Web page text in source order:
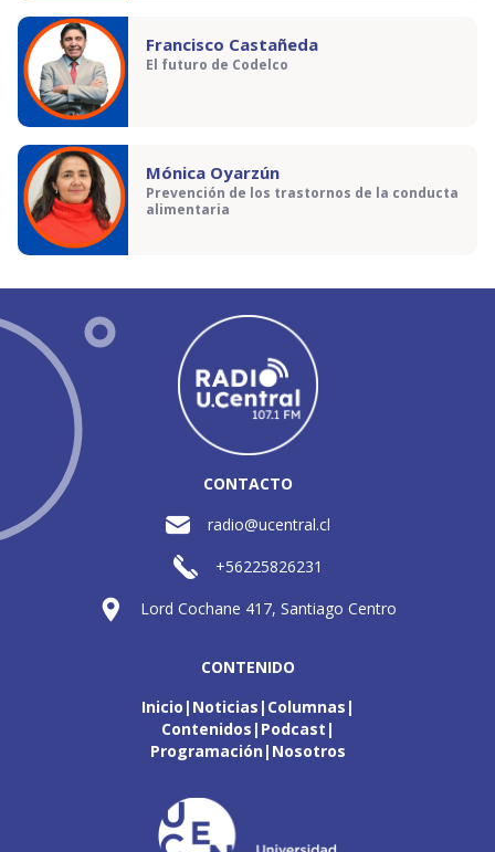
Francisco Castañeda
El futuro de Codelco
Mónica Oyarzún
Prevención de los trastornos de la conducta
alimentaria
CONTACTO
radio@ucentral.cl
+56225826231
Lord Cochane 417, Santiago Centro
CONTENIDO
Inicio Noticias Columnas
Contenidos Podcast
Programación Nosotros